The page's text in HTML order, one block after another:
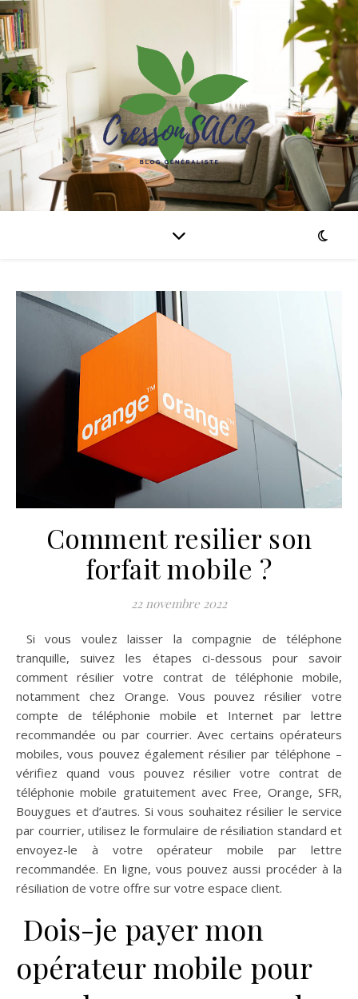
Comment resilier son
forfait mobile ?
22 novembre 2022
Si vous voulez laisser la compagnie de téléphone
tranquille, suivez les étapes ci-dessous pour savoir
comment résilier votre contrat de téléphonie mobile,
notamment chez Orange. Vous pouvez résilier votre
compte de téléphonie mobile et Internet par lettre
recommandée ou par courrier. Avec certains opérateurs
mobiles, vous pouvez également résilier par téléphone –
vérifiez quand vous pouvez résilier votre contrat de
téléphonie mobile gratuitement avec Free, Orange, SFR,
Bouygues et d’autres. Si vous souhaitez résilier le service
par courrier, utilisez le formulaire de résiliation standard et
envoyez-le à votre opérateur mobile par lettre
recommandée. En ligne, vous pouvez aussi procéder à la
résiliation de votre offre sur votre espace client.
Dois-je payer mon
opérateur mobile pour